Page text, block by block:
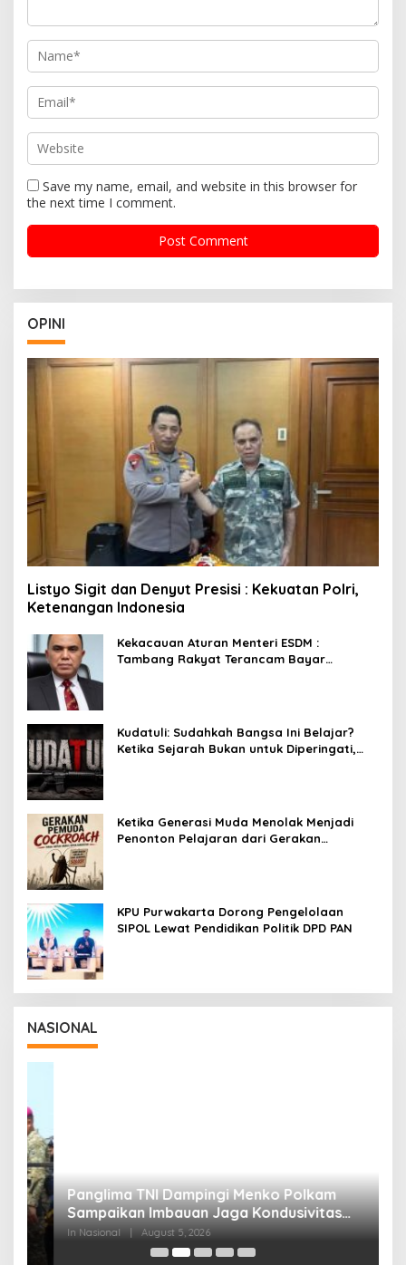
Save my name, email, and website in this browser for
the next time I comment.
OPINI
Listyo Sigit dan Denyut Presisi : Kekuatan Polri,
Ketenangan Indonesia
Kekacauan Aturan Menteri ESDM :
Tambang Rakyat Terancam Bayar
Kudatuli: Sudahkah Bangsa Ini Belajar?
Ketika Sejarah Bukan untuk Diperingati,
Ketika Generasi Muda Menolak Menjadi
Penonton Pelajaran dari Gerakan
KPU Purwakarta Dorong Pengelolaan
SIPOL Lewat Pendidikan Politik DPD PAN
NASIONAL
Panglima TNI Dampingi Menko Polkam
Sampaikan Imbauan Jaga Kondusivitas
Bangsa
In Nasional | August 5, 2026